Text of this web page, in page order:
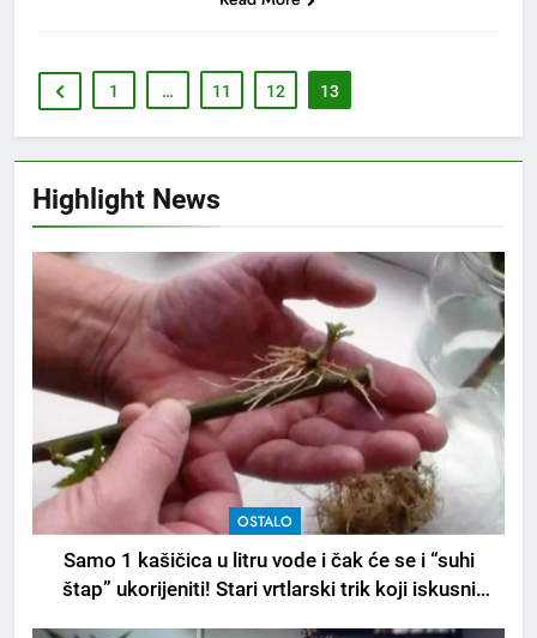
Highlight News
OSTALO
Samo 1 kašičica u litru vode i čak će se i “suhi
štap” ukorijeniti! Stari vrtlarski trik koji iskusni
1 … 11 12 13